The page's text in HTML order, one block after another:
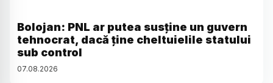
Bolojan: PNL ar putea susține un guvern
tehnocrat, dacă ține cheltuielile statului
sub control
07.08.2026